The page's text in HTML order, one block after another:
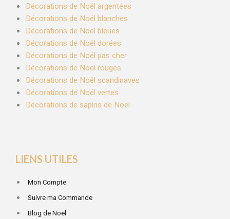
Décorations de Noël argentées
Décorations de Noël blanches
Décorations de Noël bleues
Décorations de Noël dorées
Décorations de Noël pas cher
Décorations de Noël rouges
Décorations de Noël scandinaves
Décorations de Noël vertes
Décorations de sapins de Noël
LIENS UTILES
Mon Compte
Suivre ma Commande
Blog de Noël